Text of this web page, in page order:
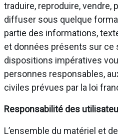
traduire, reproduire, vendre,
diffuser sous quelque
partie des informations,
et données présents sur ce
dispositions impératives
personnes responsables,
civiles prévues par la loi
Responsabilité des
L’ensemble du matériel et